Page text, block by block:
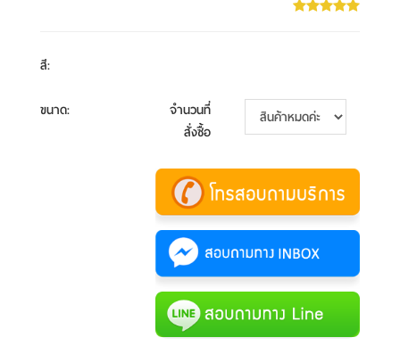
สี:
ขนาด:
จำนวนที่
สั่งซื้อ